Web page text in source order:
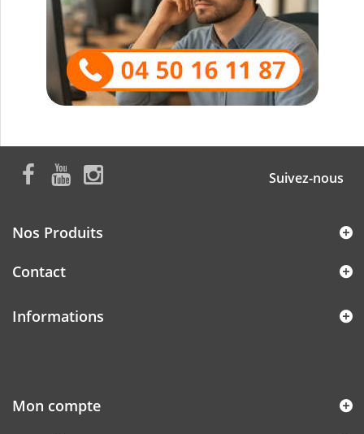
Suivez-nous
Nos Produits
Contact
Informations
Mon compte